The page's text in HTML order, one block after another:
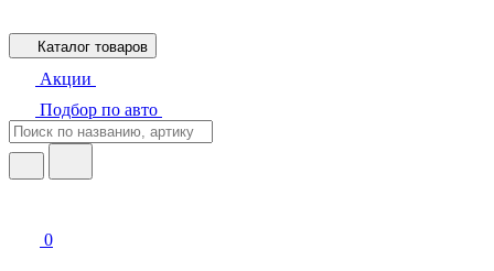
Каталог товаров
Акции
Подбор по авто
0